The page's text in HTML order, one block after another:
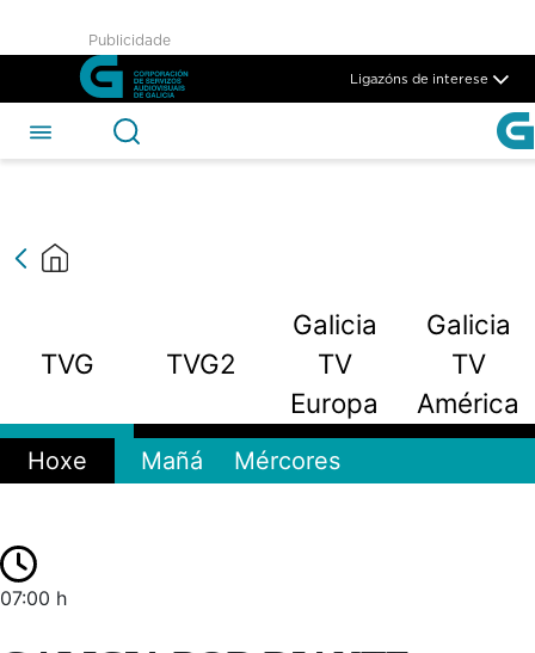
Skip to Main Content
Programación - CSAG
Publicidade
Ligazóns de interese
TVG TVG2
Galicia
TV
Europa
Galicia
TV
América
Hoxe Mañá Mércores
07:00 h